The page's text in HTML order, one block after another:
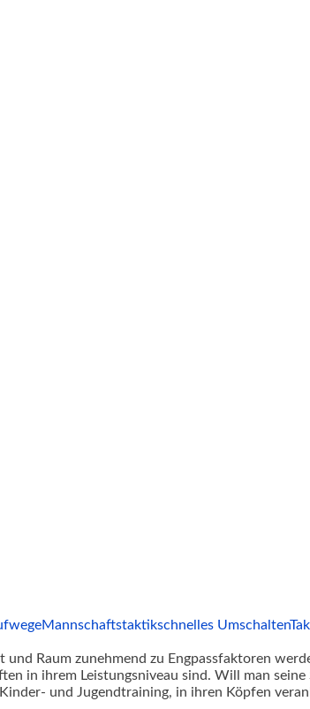
Mannschaftstaktikschnelles Umschalten
Raum zunehmend zu Engpassfaktoren
in ihrem Leistungsniveau sind. Will man
und Jugendtraining, in ihren Köpfen